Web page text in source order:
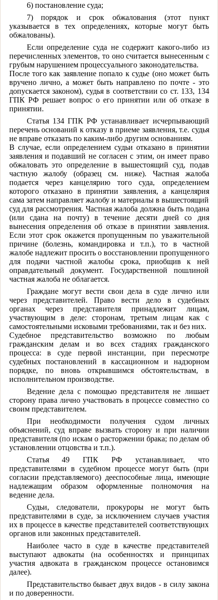
6) постановление суда;
7) порядок и срок обжалования (этот пункт
указывается в тех определениях, которые могут быть
обжалованы).
Если определение суда не содержит какого-либо из
перечисленных элементов, то оно считается вынесенным с
грубым нарушением процессуального законодательства.
После того как заявление попало к судье (оно может быть
вручено лично, а может быть направлено по почте - это
допускается законом), судья в соответствии со ст. 133, 134
ГПК РФ решает вопрос о его принятии или об отказе в
принятии.
Статья 134 ГПК РФ устанавливает исчерпывающий
перечень оснований к отказу в приеме заявления, т.е. судья
не вправе отказать по каким-либо другим основаниям.
В случае, если определением судьи отказано в принятии
заявления и подавший не согласен с этим, он имеет право
обжаловать это определение в вышестоящий суд, подав
частную жалобу (образец см. ниже). Частная жалоба
подается через канцелярию того суда, определением
которого отказано в принятии заявления, а канцелярия
сама затем направляет жалобу и материалы в вышестоящий
суд для рассмотрения. Частная жалоба должна быть подана
(или сдана на почту) в течение десяти дней со дня
вынесения определения об отказе в принятии заявления.
Если этот срок окажется пропущенным по уважительной
причине (болезнь, командировка и т.п.), то в частной
жалобе надлежит просить о восстановлении пропущенного
для подачи частной жалобы срока, приобщив к ней
оправдательный документ. Государственной пошлиной
частная жалоба не облагается.
Граждане могут вести свои дела в суде лично или
через представителей. Право вести дело в судебных
органах через представителя принадлежит лицам,
участвующим в деле: сторонам, третьим лицам как с
самостоятельными исковыми требованиями, так и без них.
Судебное представительство возможно по любым
гражданским делам и во всех стадиях гражданского
процесса: в суде первой инстанции, при пересмотре
судебных постановлений в кассационном и надзорном
порядке, по вновь открывшимся обстоятельствам, в
исполнительном производстве.
Ведение дела с помощью представителя не лишает
сторону права лично участвовать в процессе совместно со
своим представителем.
При необходимости получения судом личных
объяснений, суд вправе вызвать сторону и при наличии
представителя (по искам о расторжении брака; по делам об
установлении отцовства и т.п.).
Статья 49 ГПК РФ устанавливает, что
представителями в судебном процессе могут быть (при
согласии представляемого) дееспособные лица, имеющие
надлежащим образом оформленные полномочия на
ведение дела.
Судьи, следователи, прокуроры не могут быть
представителями в суде, за исключением случаев участия
их в процессе в качестве представителей соответствующих
органов или законных представителей.
Наиболее часто в суде в качестве представителей
выступают адвокаты (на особенностях и принципах
участия адвоката в гражданском процессе остановимся
далее).
Представительство бывает двух видов - в силу закона
и по доверенности.